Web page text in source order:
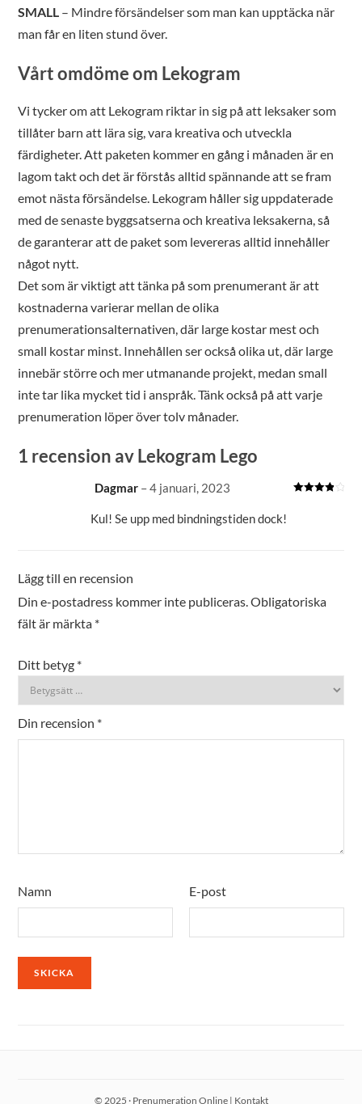
SMALL – Mindre försändelser som man kan upptäcka när
man får en liten stund över.
Vårt omdöme om Lekogram
Vi tycker om att Lekogram riktar in sig på att leksaker som
tillåter barn att lära sig, vara kreativa och utveckla
färdigheter. Att paketen kommer en gång i månaden är en
lagom takt och det är förstås alltid spännande att se fram
emot nästa försändelse. Lekogram håller sig uppdaterade
med de senaste byggsatserna och kreativa leksakerna, så
de garanterar att de paket som levereras alltid innehåller
något nytt.
Det som är viktigt att tänka på som prenumerant är att
kostnaderna varierar mellan de olika
prenumerationsalternativen, där large kostar mest och
small kostar minst. Innehållen ser också olika ut, där large
innebär större och mer utmanande projekt, medan small
inte tar lika mycket tid i anspråk. Tänk också på att varje
prenumeration löper över tolv månader.
1 recension avLekogram Lego
Dagmar –4 januari, 2023
Kul! Se upp med bindningstiden dock!
Lägg till en recension
Din e-postadress kommer inte publiceras.Obligatoriska
fält är märkta *
Ditt betyg *
Din recension *
Namn E-post
© 2025 · Prenumeration Online | Kontakt